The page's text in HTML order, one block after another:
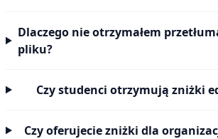
Dlaczego nie otrzymałem
pliku?
Czy studenci otrzymują zniżki
Czy oferujecie zniżki dla